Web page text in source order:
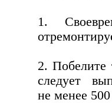
1.
2. Побелите
следует
не менее